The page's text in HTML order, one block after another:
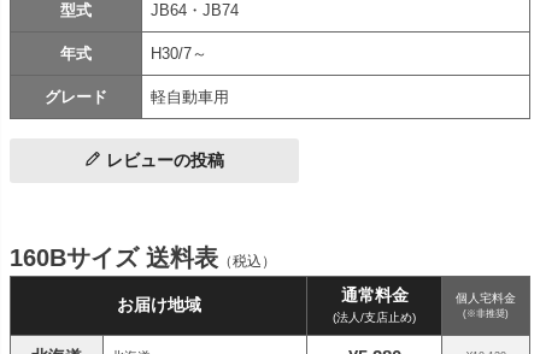
型式 JB64・JB74
年式 H30/7～
グレード 軽自動車用
レビューの投稿
160Bサイズ 送料表 （税込）
お届け地域 通常料金
(法人/支店止め)
個人宅料金
(※非推奨)